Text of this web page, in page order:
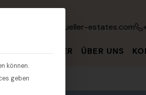
info@leonmueller-estates.com
RATGEBER ÜBER UNS
können.
geben